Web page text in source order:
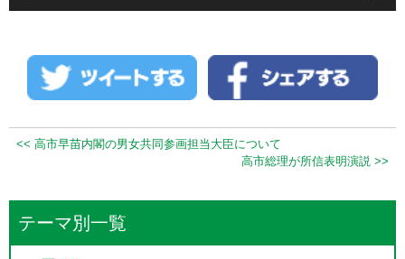
<< 高市早苗内閣の男女共同参画担当大臣について
高市総理が所信表明演説 >>
テーマ別一覧